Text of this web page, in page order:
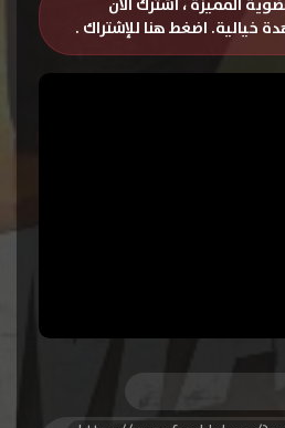
المميزة ، اشترك الان
خيالية. اضغط هنا للإشتراك .